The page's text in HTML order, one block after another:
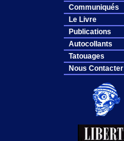
Communiqués
Le Livre
Publications
Autocollants
Tatouages
Nous Contacter